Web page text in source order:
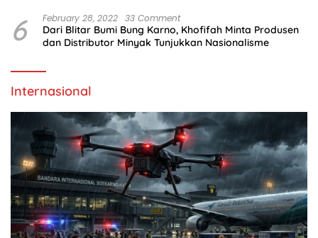
6 February 28, 2022 33 Comment
Dari Blitar Bumi Bung Karno, Khofifah Minta Produsen
dan Distributor Minyak Tunjukkan Nasionalisme
Internasional